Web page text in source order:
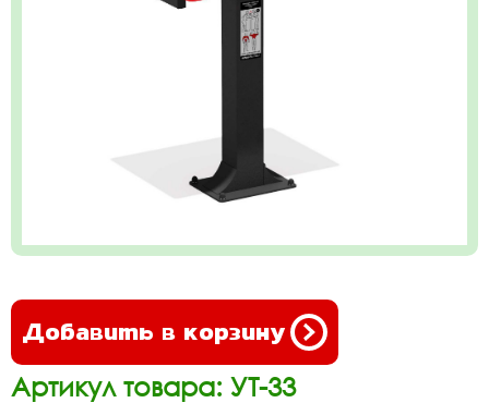
Добавить в корзину
Артикул товара: УТ-33